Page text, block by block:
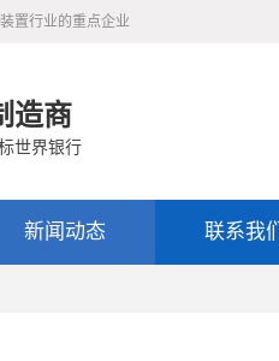
置行业的重点企业
造商
世界银行
新闻动态 联系我们